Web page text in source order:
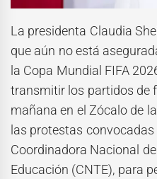
La presidenta Claudia
que aún no está
la Copa Mundial FIFA
transmitir los partidos de
mañana en el Zócalo de
las protestas
Coordinadora Nacional
Educación (CNTE), para